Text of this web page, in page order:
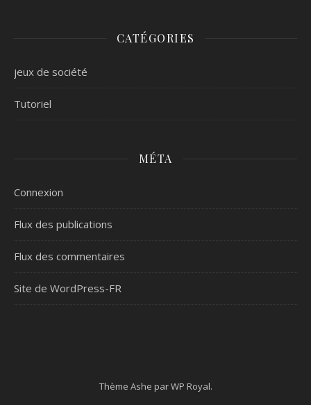
CATÉGORIES
jeux de société
Tutoriel
MÉTA
Connexion
Flux des publications
Flux des commentaires
Site de WordPress-FR
Thème Ashe parWP Royal.